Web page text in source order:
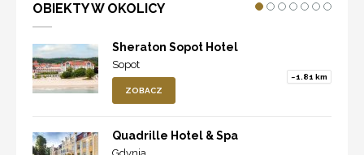
OBIEKTY W OKOLICY
Sheraton Sopot Hotel
Sopot
~1.81 km
ZOBACZ
Quadrille Hotel & Spa